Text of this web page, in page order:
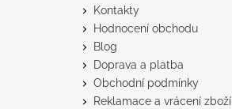
Kontakty
Hodnocení obchodu
Blog
Doprava a platba
Obchodní podmínky
Reklamace a vrácení zboží